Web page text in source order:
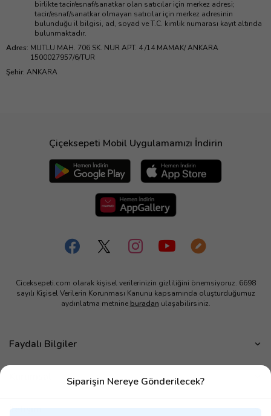
Siparişin Nereye Gönderilecek?
birlikte tacir/esnaf/sanatkar olan satıcılar için merkez adresi;
tacir/esnaf/sanatkar olmayan satıcılar için merkez adresinin
bulunduğu il bilgisi, ad, soyad ve T.C. kimlik numarası kayıt altında
bulunmaktadır.
Adres: MUTLU MAH. 706 SK. NUR APT. 4 /14 MAMAK/ ANKARA
1500027957/6/TUR
Şehir: ANKARA
Çiçeksepeti Mobil Uygulamamızı İndirin
Ciceksepeti.com olarak kişisel verilerinizin gizliliğini önemsiyoruz. 6698
sayılı Kişisel Verilerin Korunması Kanunu kapsamında oluşturduğumuz
aydınlatma metnine buradan ulaşabilirsiniz.
Faydalı Bilgiler
Çiçek Bakımı
Çiçek Eşliğinde Notlar